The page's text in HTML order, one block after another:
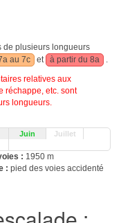
de plusieurs longueurs
au 7c et à partir du 8a
.
relatives aux
réchappe, etc. sont
longueurs.
Juin
Juillet
: 1950 m
: pied des voies accidenté